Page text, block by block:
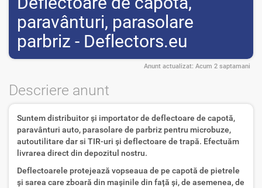
paravânturi, parasolare
parbriz - Deflectors.eu
Anunt actualizat: Acum 2 saptamani
Descriere anunt
Suntem distribuitor și importator de deflectoare de capotă,
paravânturi auto, parasolare de parbriz pentru microbuze,
autoutilitare dar si TIR-uri și deflectoare de trapă. Efectuăm
livrarea direct din depozitul nostru.
Deflectoarele protejează vopseaua de pe capotă de pietrele
și sarea care zboară din mașinile din față și, de asemenea, de